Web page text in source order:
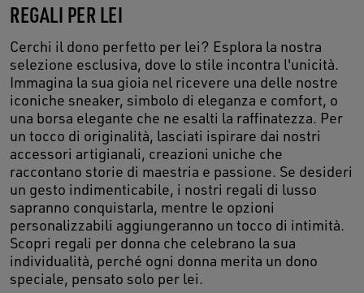
REGALI PER LEI
Cerchi il dono perfetto per lei? Esplora la nostra
selezione esclusiva, dove lo stile incontra l'unicità.
Immagina la sua gioia nel ricevere una delle nostre
iconiche sneaker, simbolo di eleganza e comfort, o
una borsa elegante che ne esalti la raffinatezza. Per
un tocco di originalità, lasciati ispirare dai nostri
accessori artigianali, creazioni uniche che
raccontano storie di maestria e passione. Se desideri
un gesto indimenticabile, i nostri regali di lusso
sapranno conquistarla, mentre le opzioni
personalizzabili aggiungeranno un tocco di intimità.
Scopri regali per donna che celebrano la sua
individualità, perché ogni donna merita un dono
speciale, pensato solo per lei.